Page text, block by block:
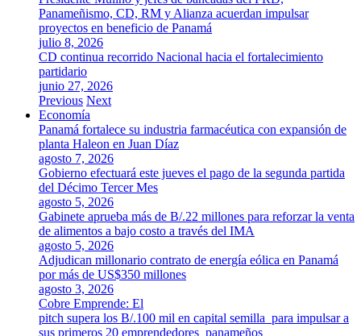
Panameñismo, CD, RM y Alianza acuerdan impulsar
proyectos en beneficio de Panamá
julio 8, 2026
CD continua recorrido Nacional hacia el fortalecimiento
partidario
junio 27, 2026
Previous Next
Economía
Panamá fortalece su industria farmacéutica con expansión de
planta Haleon en Juan Díaz
agosto 7, 2026
Gobierno efectuará este jueves el pago de la segunda partida
del Décimo Tercer Mes
agosto 5, 2026
Gabinete aprueba más de B/.22 millones para reforzar la venta
de alimentos a bajo costo a través del IMA
agosto 5, 2026
Adjudican millonario contrato de energía eólica en Panamá
por más de US$350 millones
agosto 3, 2026
Cobre Emprende: El
pitch supera los B/.100 mil en capital semilla para impulsar a
sus primeros 20 emprendedores panameños